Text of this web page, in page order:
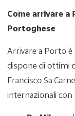
Come arrivare a
Portoghese
Arrivare a Porto
dispone di ottimi
Francisco Sa
internazionali con